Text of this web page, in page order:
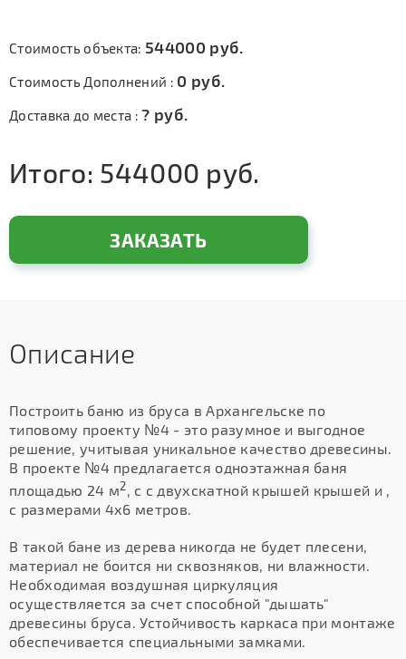
Стоимость объекта: 544000 руб.
Стоимость Дополнений : 0 руб.
Доставка до места :? руб.
Итого: 544000 руб.
ЗАКАЗАТЬ
Описание
Построить баню из бруса в Архангельске по
типовому проекту №4 - это разумное и выгодное
решение, учитывая уникальное качество древесины.
В проекте №4 предлагается одноэтажная баня
площадью 24 м2, с с двухскатной крышей крышей и ,
с размерами 4х6 метров.
В такой бане из дерева никогда не будет плесени,
материал не боится ни сквозняков, ни влажности.
Необходимая воздушная циркуляция
осуществляется за счет способной "дышать"
древесины бруса. Устойчивость каркаса при монтаже
обеспечивается специальными замками.